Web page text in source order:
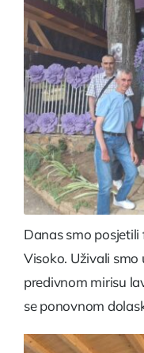
Danas smo
Visoko. Uživali smo
predivnom mirisu
se ponovnom